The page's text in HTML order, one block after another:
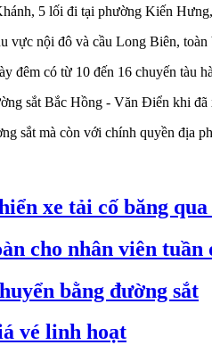
5 lối đi tại phường Kiến
vực nội đô và cầu Long Biên,
đêm có từ 10 đến 16 chuyến tàu
sắt Bắc Hồng - Văn Điển khi
sắt mà còn với chính quyền địa
xe tải cố băng
cho nhân viên tuần
bằng đường sắt
vé linh hoạt